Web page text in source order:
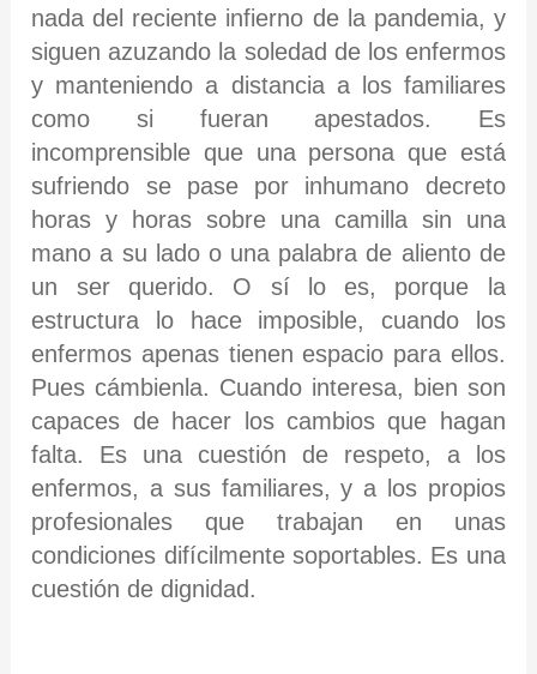
nada del reciente infierno de la pandemia, y
siguen azuzando la soledad de los enfermos
y manteniendo a distancia a los familiares
como si fueran apestados. Es
incomprensible que una persona que está
sufriendo se pase por inhumano decreto
horas y horas sobre una camilla sin una
mano a su lado o una palabra de aliento de
un ser querido. O sí lo es, porque la
estructura lo hace imposible, cuando los
enfermos apenas tienen espacio para ellos.
Pues cámbienla. Cuando interesa, bien son
capaces de hacer los cambios que hagan
falta. Es una cuestión de respeto, a los
enfermos, a sus familiares, y a los propios
profesionales que trabajan en unas
condiciones difícilmente soportables. Es una
cuestión de dignidad.